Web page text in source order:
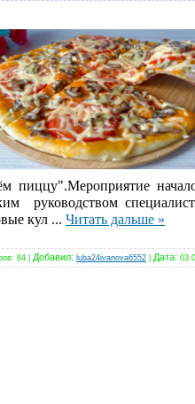
пиццу".Мероприятие
руководством
кул ... Читать дальше »
84 Добавил: luba24ivanova6552 Дата: